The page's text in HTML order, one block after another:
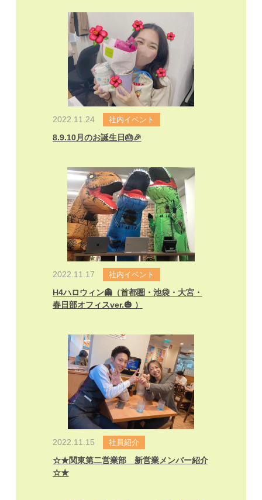
2022.11.24 社内イベント
8.9.10月のお誕生日🎂🎉
2022.11.17 社内イベント
H4ハロウィン👻（首都圏・池袋・大宮・
春日部オフィスver.🎃 ）
2022.11.15 社員紹介
☆★関東第二営業部 新営業メンバー紹介
☆★